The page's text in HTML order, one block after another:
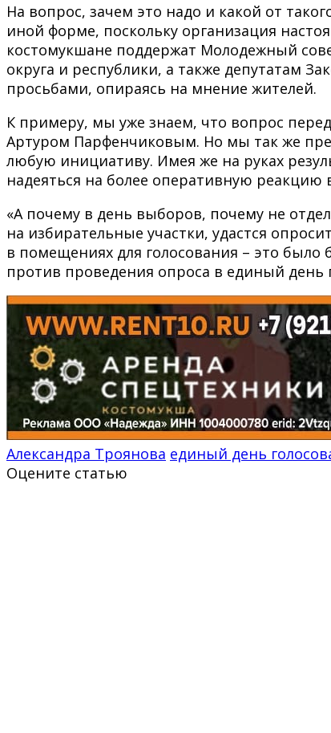
На вопрос, зачем это надо и какой от
иной форме, поскольку организация
костомукшане поддержат Молодежный
округа и республики, а также депутатам
просьбами, опираясь на мнение жителей.
К примеру, мы уже знаем, что вопрос
Артуром Парфенчиковым. Но мы так же
любую инициативу. Имея же на руках
надеяться на более оперативную реакцию
«А почему в день выборов, почему не
на избирательные участки, удастся
в помещениях для голосования – это
против проведения опроса в единый день
Александра Троянова единый день
Оцените статью